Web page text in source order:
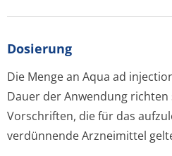
Dosierung
Die Menge an Aqua ad
Dauer der Anwendung richten
Vorschriften, die für das
verdünnende Arzneimittel